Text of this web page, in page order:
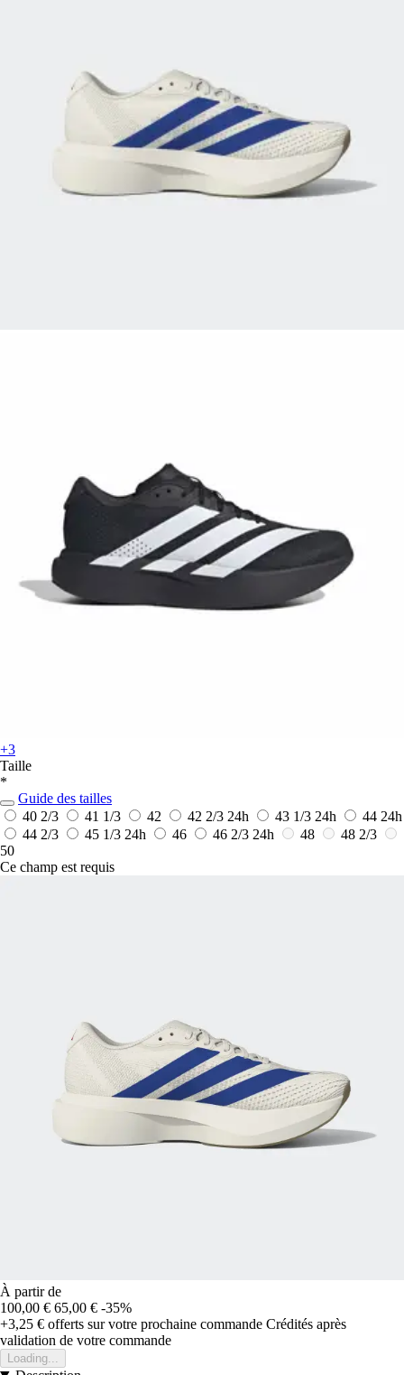
+3
Taille
*
Guide des tailles
40 2/3
41 1/3 42 42 2/3 24h 43 1/3 24h 44 24h
44 2/3
45 1/3 24h 46 46 2/3 24h 48
48 2/3
50
Ce champ est requis
À partir de
100,00 € 65,00 € -35%
+3,25 € offerts sur votre prochaine commande Crédités après
validation de votre commande
Loading...